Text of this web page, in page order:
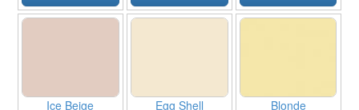
Ice Beige
Egg Shell
Blonde